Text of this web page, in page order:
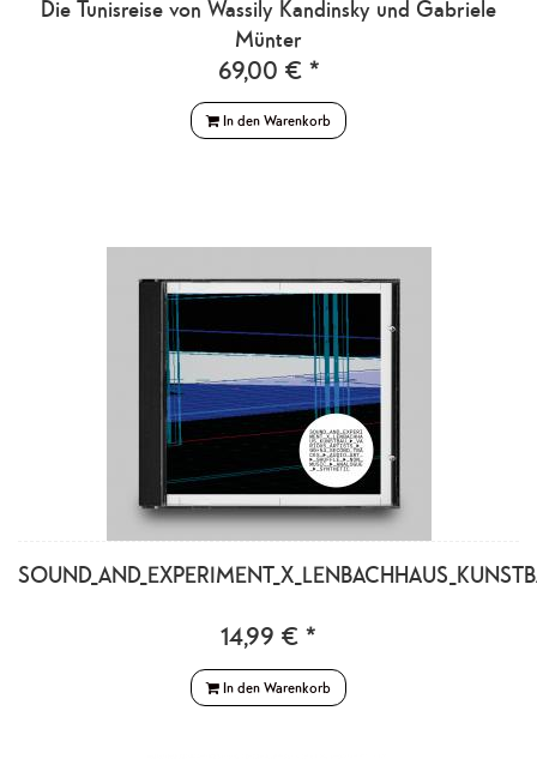
Die Tunisreise von Wassily Kandinsky und Gabriele
Münter
69,00 € *
In den Warenkorb
14,99 € *
In den Warenkorb